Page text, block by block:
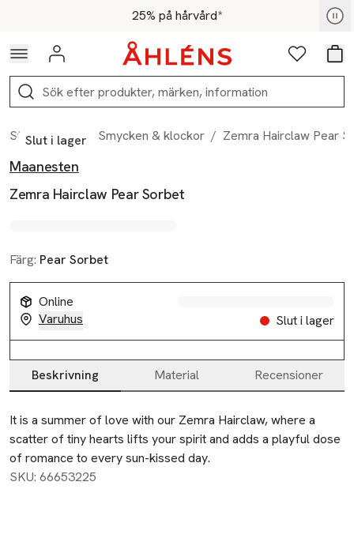
Hoppa till navigationsmenyn25% på hårvård*
För medlemmar - Shoppa nu
Logga in Favoriter
Sök
Start / Dam Smycken & klockor / Zemra Hairclaw Pear
Produktbilder
Hoppa över bildspelet
Slut i lager
Maanesten
Zemra Hairclaw Pear Sorbet
Färg: Pear Sorbet
Online
Varuhus
Slut i lager
Produktinformation
Beskrivning Material Recensioner
Beskrivning
It is a summer of love with our Zemra Hairclaw, where a
scatter of tiny hearts lifts your spirit and adds a playful dose
of romance to every sun-kissed day.
SKU: 66653225